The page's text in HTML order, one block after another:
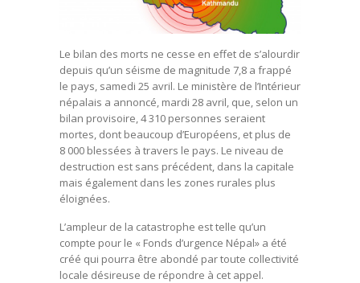
Le bilan des morts ne cesse en effet de s’alourdir
depuis qu’un séisme de magnitude 7,8 a frappé
le pays, samedi 25 avril. Le ministère de l’Intérieur
népalais a annoncé, mardi 28 avril, que, selon un
bilan provisoire, 4 310 personnes seraient
mortes, dont beaucoup d’Européens, et plus de
8 000 blessées à travers le pays. Le niveau de
destruction est sans précédent, dans la capitale
mais également dans les zones rurales plus
éloignées.
L’ampleur de la catastrophe est telle qu’un
compte pour le « Fonds d’urgence Népal» a été
créé qui pourra être abondé par toute collectivité
locale désireuse de répondre à cet appel.